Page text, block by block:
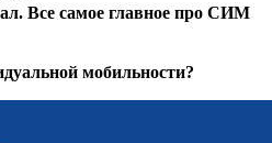
Все самое главное про СИМ
мобильности?